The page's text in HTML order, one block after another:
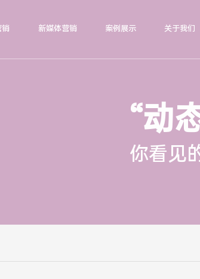
销 新媒体营销 案例展示 关于我们
“动
你看见